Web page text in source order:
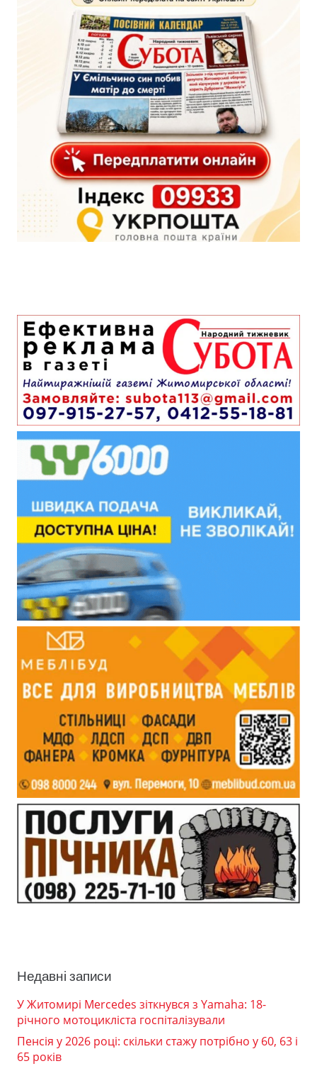
Недавні записи
У Житомирі Mercedes зіткнувся з Yamaha: 18-
річного мотоцикліста госпіталізували
Пенсія у 2026 році: скільки стажу потрібно у 60, 63 і
65 років